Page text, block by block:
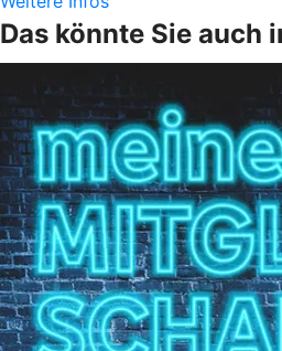
Das könnte Sie auch